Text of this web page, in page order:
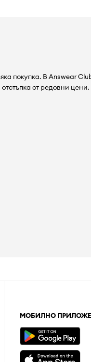
покупка. В Answear
от редовни цени.
МОБИЛНО